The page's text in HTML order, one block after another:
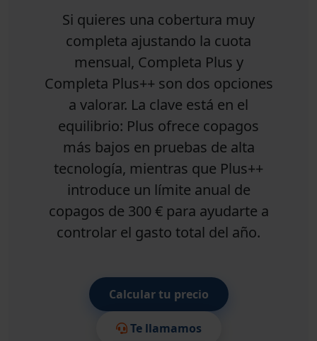
Si quieres una cobertura muy
completa ajustando la cuota
mensual, Completa Plus y
Completa Plus++ son dos opciones
a valorar. La clave está en el
equilibrio: Plus ofrece copagos
más bajos en pruebas de alta
tecnología, mientras que Plus++
introduce un límite anual de
copagos de 300 €para ayudarte a
controlar el gasto total del año.
Calcular tu precio
Te llamamos